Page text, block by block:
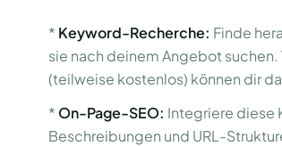
* Keyword-Recherche: Finde
sie nach deinem Angebot
(teilweise kostenlos) können dir
* On-Page-SEO: Integriere diese
Beschreibungen und URL-